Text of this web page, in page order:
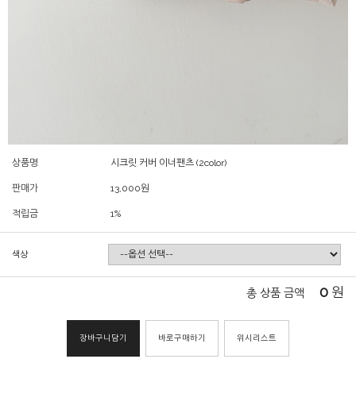
상품명 시크릿 커버 이너팬츠 (2color)
판매가 13,000원
적립금 1%
색상
총 상품 금액 0 원
장바구니담기 바로구매하기 위시리스트